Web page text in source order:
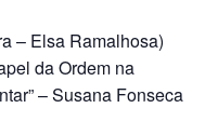
– Elsa Ramalhosa)
da Ordem na
– Susana Fonseca